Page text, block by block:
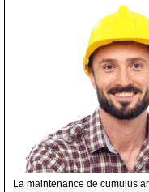
La maintenance de cumulus